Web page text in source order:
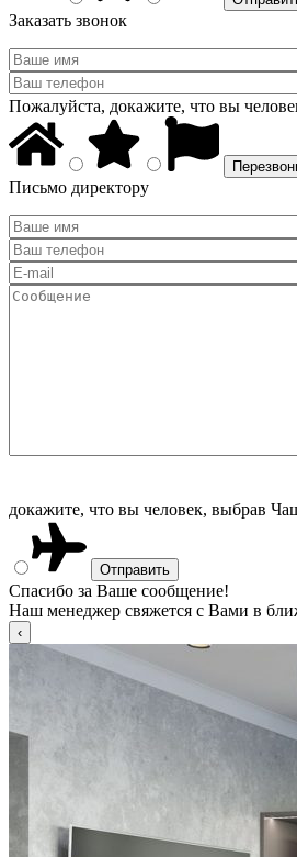
Заказать звонок
Пожалуйста, докажите, что вы
Письмо директору
докажите, что вы человек, выбрав
Спасибо за Ваше сообщение!
Наш менеджер свяжется с Вами в